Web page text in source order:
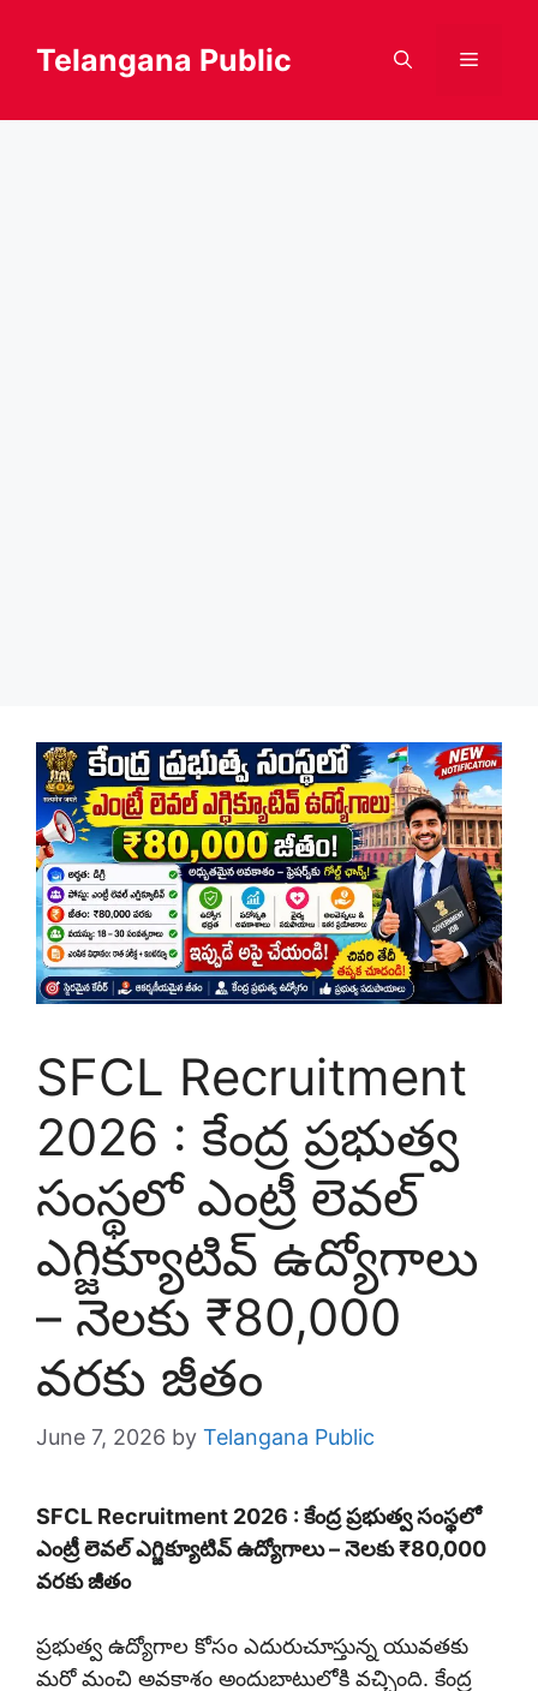
content
Telangana Public Menu
SFCL Recruitment
2026 : కేంద్ర ప్రభుత్వ
సంస్థలో ఎంట్రీ లెవల్
ఎగ్జిక్యూటివ్ ఉద్యోగాలు
– నెలకు ₹80,000
వరకు జీతం
June 7, 2026 by Telangana Public
SFCL Recruitment 2026 : కేంద్ర ప్రభుత్వ సంస్థలో
ఎంట్రీ లెవల్ ఎగ్జిక్యూటివ్ ఉద్యోగాలు – నెలకు ₹80,000
వరకు జీతం
ప్రభుత్వ ఉద్యోగాల కోసం ఎదురుచూస్తున్న యువతకు
మరో మంచి అవకాశం అందుబాటులోకి వచ్చింది. కేంద్ర